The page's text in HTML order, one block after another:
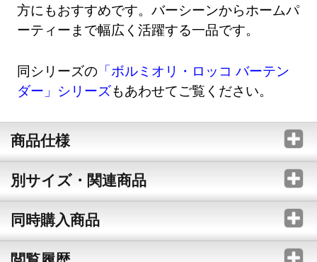
方にもおすすめです。バーシーンからホームパ
ーティーまで幅広く活躍する一品です。
同シリーズの 「ボルミオリ・ロッコ バーテン
ダー」シリーズもあわせてご覧ください。
商品仕様
別サイズ・関連商品
同時購入商品